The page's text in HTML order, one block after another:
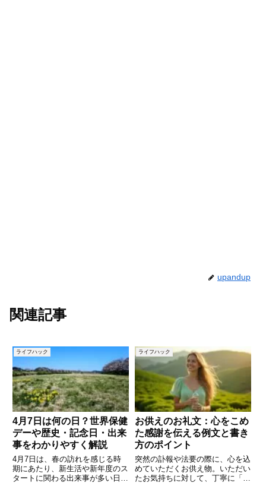
upandup
関連記事
ライフハック
4月7日は何の日？世界保健
デーや歴史・記念日・出来
事をわかりやすく解説
4月7日は、春の訪れを感じる時
期にあたり、新生活や新年度のス
タートに関わる出来事が多い日で
ライフハック
お供えのお礼文：心をこめ
た感謝を伝える例文と書き
方のポイント
突然の訃報や法要の際に、心を込
めていただくお供え物。いただい
たお気持ちに対して、丁寧に「あ